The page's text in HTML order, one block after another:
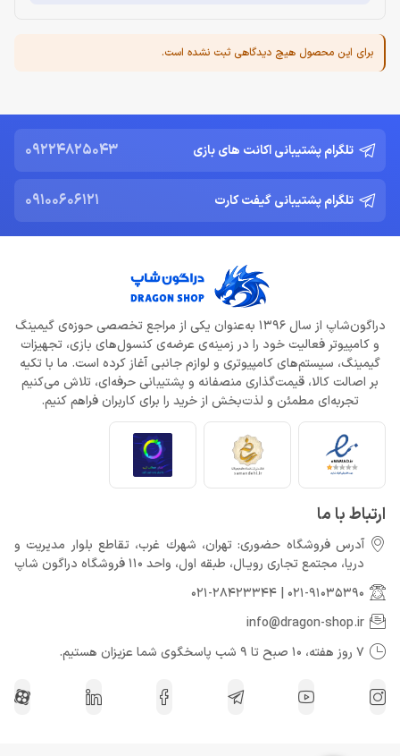
برای این محصول هیچ دیدگاهی ثبت نشده است.
تلگرام پشتیبانی اکانت های بازی 09224825043
تلگرام پشتیبانی گیفت کارت 09100606121
دراگون‌شاپ از سال 1396 به‌عنوان یکی از مراجع تخصصی حوزه‌ی گیمینگ
و کامپیوتر فعالیت خود را در زمینه‌ی عرضه‌ی کنسول‌های بازی، تجهیزات
گیمینگ، سیستم‌های کامپیوتری و لوازم جانبی آغاز کرده است. ما با تکیه
بر اصالت کالا، قیمت‌گذاری منصفانه و پشتیبانی حرفه‌ای، تلاش می‌کنیم
تجربه‌ای مطمئن و لذت‌بخش از خرید را برای کاربران فراهم کنیم.
ارتباط با ما
آدرس فروشگاه حضوری: تهران، شهرك غرب، تقاطع بلوار مدیریت و
دريا، مجتمع تجارى رويـال، طبقه اول، واحد 110 فروشگاه دراگون شاپ
021-91035390
021-28423344
info@dragon-shop.ir
7 روز هفته، 10 صبح تا 9 شب پاسخگوی شما عزیزان هستیم.